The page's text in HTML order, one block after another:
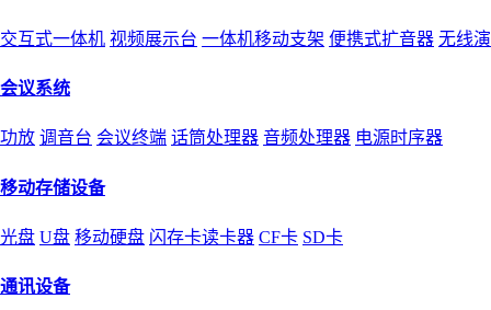
交互式一体机 视频展示台 一体机移动支架 便携式扩音器 无线
会议系统
功放 调音台 会议终端 话筒处理器 音频处理器 电源时序器
移动存储设备
光盘 U盘 移动硬盘 闪存卡读卡器 CF卡 SD卡
通讯设备